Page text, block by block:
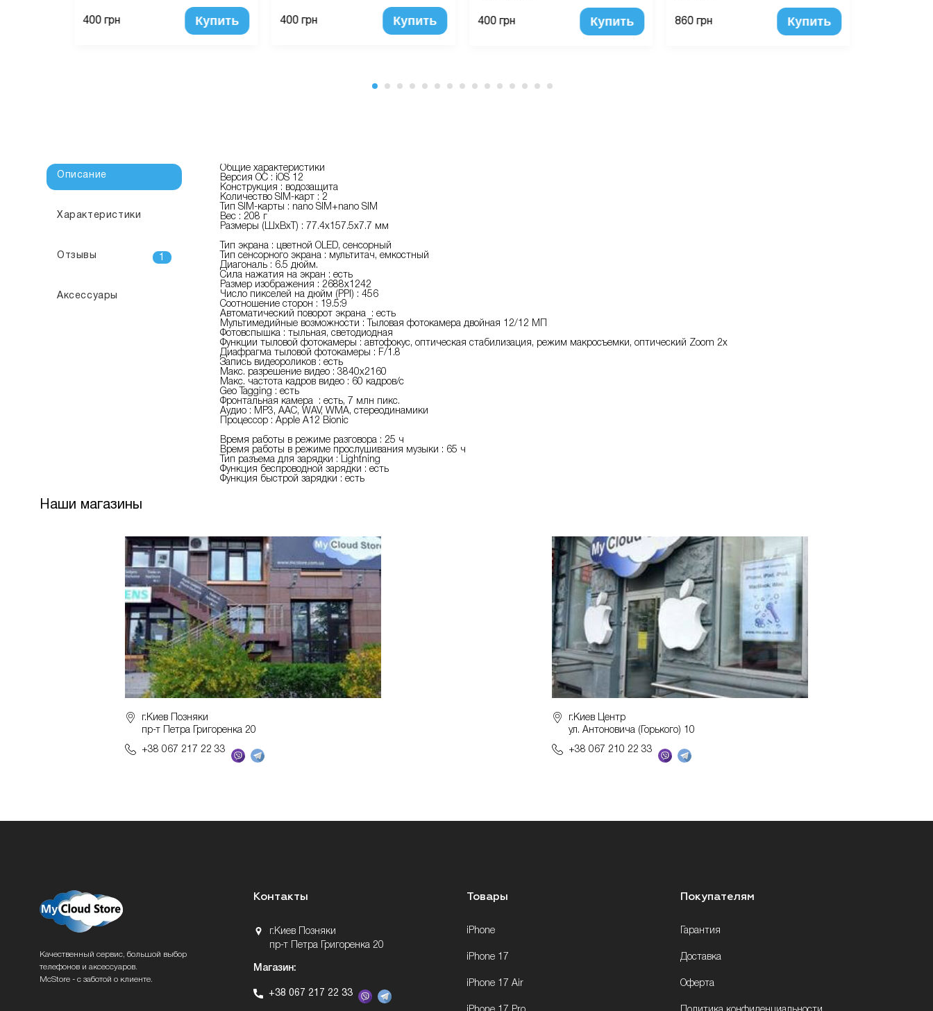
400 грн Купить 400 грн Купить 400 грн Купить 860 грн Купить
Описание
Характеристики
Отзывы 1
Аксессуары
Общие характеристики
Версия ОС : iOS 12
Конструкция : водозащита
Количество SIM-карт : 2
Тип SIM-карты : nano SIM+nano SIM
Вес : 208 г
Размеры (ШxВxТ) : 77.4x157.5x7.7 мм
Тип экрана : цветной OLED, сенсорный
Тип сенсорного экрана : мультитач, емкостный
Диагональ : 6.5 дюйм.
Сила нажатия на экран : есть
Размер изображения : 2688x1242
Число пикселей на дюйм (PPI) : 456
Соотношение сторон : 19.5:9
Автоматический поворот экрана : есть
Мультимедийные возможности : Тыловая фотокамера двойная 12/12 МП
Фотовспышка : тыльная, светодиодная
Функции тыловой фотокамеры : автофокус, оптическая стабилизация, режим макросъемки, оптический Zoom 2x
Диафрагма тыловой фотокамеры : F/1.8
Запись видеороликов : есть
Макс. разрешение видео : 3840x2160
Макс. частота кадров видео : 60 кадров/с
Geo Tagging : есть
Фронтальная камера : есть, 7 млн пикс.
Аудио : MP3, AAC, WAV, WMA, стереодинамики
Процессор : Apple A12 Bionic
Время работы в режиме разговора : 25 ч
Время работы в режиме прослушивания музыки : 65 ч
Тип разъема для зарядки : Lightning
Функция беспроводной зарядки : есть
Функция быстрой зарядки : есть
Наши магазины
г.Киев Позняки
пр-т Петра Григоренка 20
+38 067 217 22 33
г.Киев Центр
ул. Антоновича (Горького) 10
+38 067 210 22 33
Качественный сервис, большой выбор
телефонов и аксессуаров.
McStore - с заботой о клиенте.
Контакты
г.Киев Позняки
пр-т Петра Григоренка 20
Магазин:
+38 067 217 22 33
Товары
iPhone
iPhone 17
iPhone 17 Air
Покупателям
Гарантия
Доставка
Оферта